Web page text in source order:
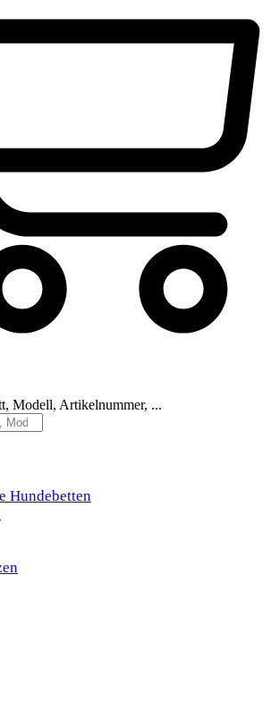
Modell, Artikelnummer, ...
Hundebetten